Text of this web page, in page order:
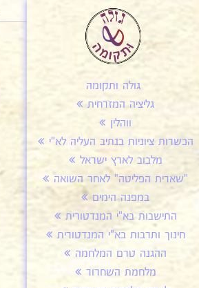
גולה ותקומה
גליציה המזרחית
ווהלין
הכשרות ציוניות בנתיב העליה לא"י
מלבוב לארץ ישראל
"שארית הפליטה" לאחר השואה
במפנה הימים
התישבות בא"י המנדטורית
חינוך ותרבות בא"י המנדטורית
ההגנה טרם המלחמה
מלחמת השחרור